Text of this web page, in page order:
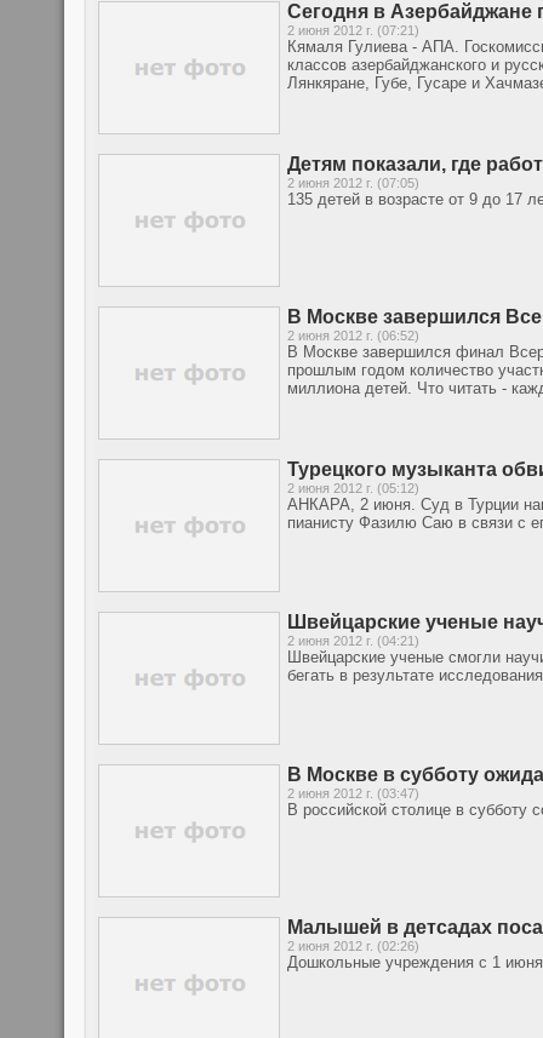
Сегодня в
2 июня 2012 г. (07:21)
Кямаля Гулиева - АПА.
классов азербайджанского и
Лянкяране, Губе, Гусаре и
Детям показали, где
2 июня 2012 г. (07:05)
135 детей в возрасте от 9 до 17
В Москве завершился
2 июня 2012 г. (06:52)
В Москве завершился финал
прошлым годом количество
миллиона детей. Что читать -
Турецкого музыканта
2 июня 2012 г. (05:12)
АНКАРА, 2 июня. Суд в Турции
пианисту Фазилю Саю в связи с
Швейцарские ученые
2 июня 2012 г. (04:21)
Швейцарские ученые смогли
бегать в результате
В Москве в субботу
2 июня 2012 г. (03:47)
В российской столице в субботу
Малышей в детсадах
2 июня 2012 г. (02:26)
Дошкольные учреждения с 1